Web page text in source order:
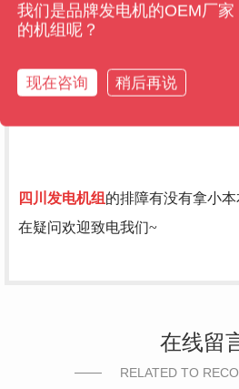
四川发电机组 的排障有没有拿小
在疑问欢迎致电我们~
在线留
RELATED TO
我们是品牌发电机的OEM厂
的机组呢？
现在咨询 稍后再说